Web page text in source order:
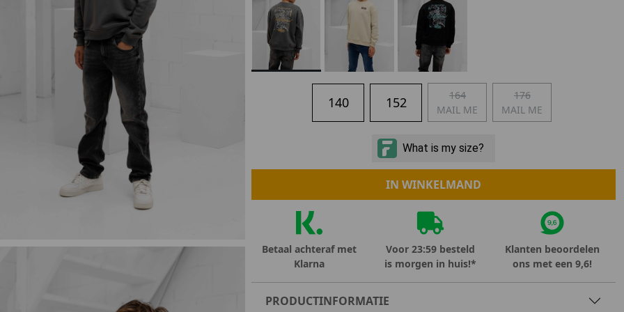
Marokko
Nigeria
Portugal
Spanje
MID SEASON-SALE DAMES MID SEASON-SALE KIDS
140 152
164
MAIL ME
176
MAIL ME
IN WINKELMAND
Betaal achteraf met
Klarna
Voor 23:59 besteld
is morgen in huis!*
Klanten beoordelen
ons met een 9,6!
PRODUCTINFORMATIE